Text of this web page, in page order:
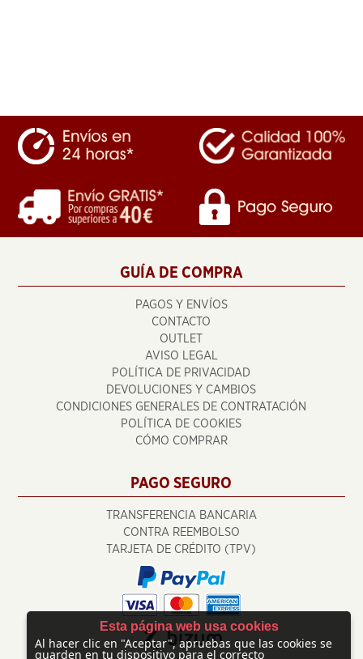
GUÍA DE COMPRA
PAGOS Y ENVÍOS
CONTACTO
OUTLET
AVISO LEGAL
POLÍTICA DE PRIVACIDAD
DEVOLUCIONES Y CAMBIOS
CONDICIONES GENERALES DE CONTRATACIÓN
POLÍTICA DE COOKIES
CÓMO COMPRAR
PAGO SEGURO
TRANSFERENCIA BANCARIA
CONTRA REEMBOLSO
TARJETA DE CRÉDITO (TPV)
Esta página web usa cookies
Al hacer clic en "Aceptar", apruebas que las cookies se
guarden en tu dispositivo para el correcto